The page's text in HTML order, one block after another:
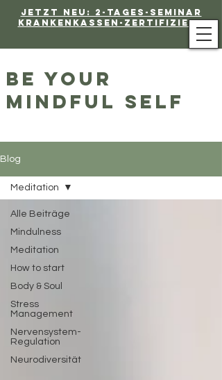
Jetzt neu: 2-Tages-Seminar
Krankenkassen-Zertifiziert
be your
mindful self
Blog
Alle Beiträge
Mindulness
Meditation
How to start
Body & Soul
Stress
Management
Nervensystem-
Regulation
Neurodiversität
Meditation